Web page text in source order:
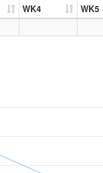
WK4 WK5